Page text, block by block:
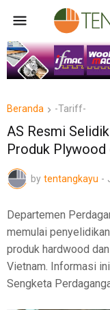
Beranda -Tariff-
AS Resmi
Produk Plywood
by tentangkayu -
Departemen
memulai
produk hardwood
Vietnam. Informasi
Sengketa